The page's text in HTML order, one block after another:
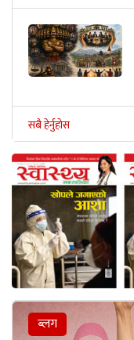
सबै हेर्नुहोस
ब्लग